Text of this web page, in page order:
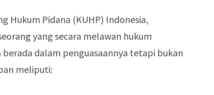
Hukum Pidana (KUHP) Indonesia,
yang secara melawan hukum
dalam penguasaannya tetapi bukan
meliputi: